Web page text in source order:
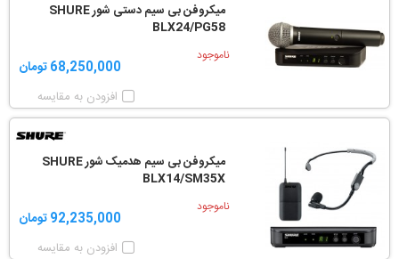
میکروفن بی سیم دستی شور SHURE
BLX24/PG58
ناموجود
68,250,000 تومان
افزودن به مقایسه
میکروفن بی سیم هدمیک شور SHURE
BLX14/SM35X
ناموجود
92,235,000 تومان
افزودن به مقایسه